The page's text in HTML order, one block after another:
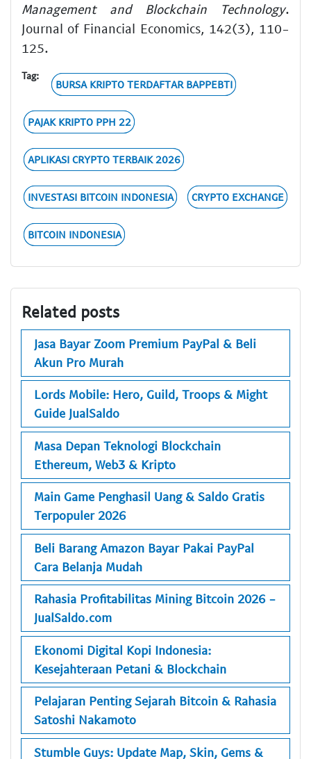
Management and Blockchain Technology.
Journal of Financial Economics, 142(3), 110-
125.
Tag:
BURSA KRIPTO TERDAFTAR BAPPEBTI
PAJAK KRIPTO PPH 22
APLIKASI CRYPTO TERBAIK 2026
INVESTASI BITCOIN INDONESIA CRYPTO EXCHANGE
BITCOIN INDONESIA
Related posts
Jasa Bayar Zoom Premium PayPal & Beli
Akun Pro Murah
Lords Mobile: Hero, Guild, Troops & Might
Guide JualSaldo
Masa Depan Teknologi Blockchain
Ethereum, Web3 & Kripto
Main Game Penghasil Uang & Saldo Gratis
Terpopuler 2026
Beli Barang Amazon Bayar Pakai PayPal
Cara Belanja Mudah
Rahasia Profitabilitas Mining Bitcoin 2026 -
JualSaldo.com
Ekonomi Digital Kopi Indonesia:
Kesejahteraan Petani & Blockchain
Pelajaran Penting Sejarah Bitcoin & Rahasia
Satoshi Nakamoto
Stumble Guys: Update Map, Skin, Gems &